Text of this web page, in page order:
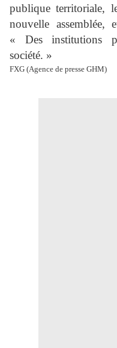
publique territoriale,
nouvelle
« Des institutions
société. »
FXG (Agence de presse GHM)